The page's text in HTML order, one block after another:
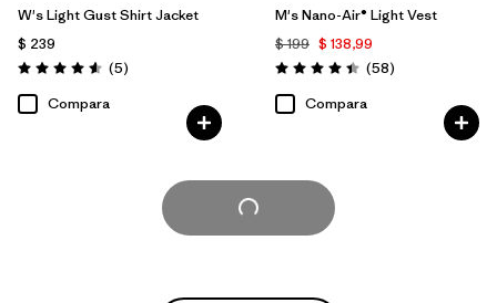
W's Light Gust Shirt Jacket
$ 239
Valoración: 4.6 / 5
(5Comentarios
)
Compara
M's Nano-Air® Light Vest
$ 199 $ 138,99
Valoración: 4.4 / 5
(58Comentarios
)
Compara
Cargar Más